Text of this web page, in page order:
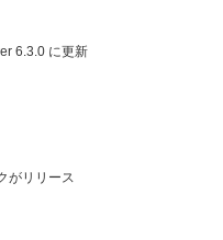
6.3.0 に更新
がリリース